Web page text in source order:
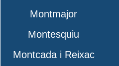
Montmajor
Montesquiu
Montcada i Reixac